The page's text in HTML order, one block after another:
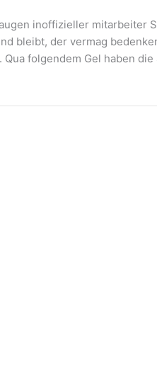
inoffizieller mitarbeiter
bleibt, der vermag
folgendem Gel haben